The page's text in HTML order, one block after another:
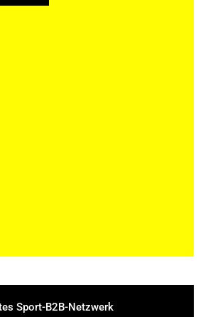
Sport-B2B-Netzwerk